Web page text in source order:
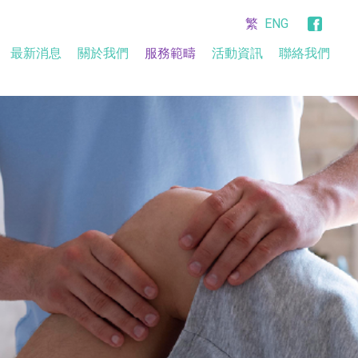
繁 ENG
最新消息
關於我們 服務範疇 活動資訊 聯絡我們